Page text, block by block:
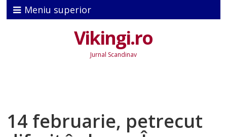
Meniu superior
Vikingi.ro
Jurnal Scandinav
14 februarie, petrecut